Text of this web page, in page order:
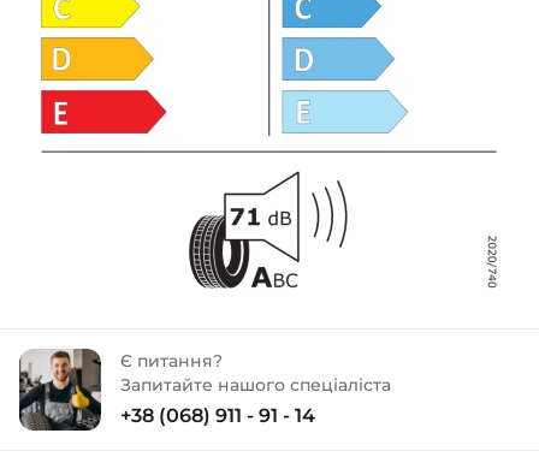
Є питання?
Запитайте нашого спеціаліста
+38 (068) 911 - 91 - 14